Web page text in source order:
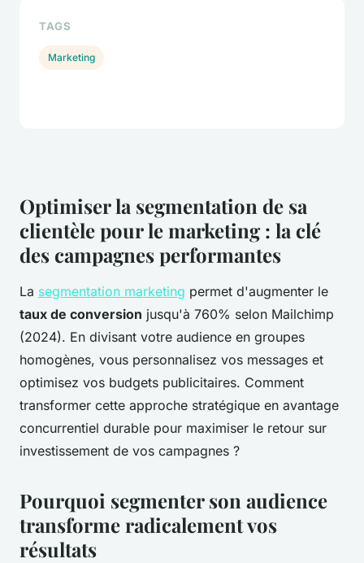
Optimiser la segmentation de sa
clientèle pour le marketing : la clé
des campagnes performantes
La segmentation marketing permet d'augmenter le
taux de conversion jusqu'à 760% selon Mailchimp
(2024). En divisant votre audience en groupes
homogènes, vous personnalisez vos messages et
optimisez vos budgets publicitaires. Comment
transformer cette approche stratégique en avantage
concurrentiel durable pour maximiser le retour sur
investissement de vos campagnes ?
Pourquoi segmenter son audience
transforme radicalement vos
résultats
TAGS
Marketing